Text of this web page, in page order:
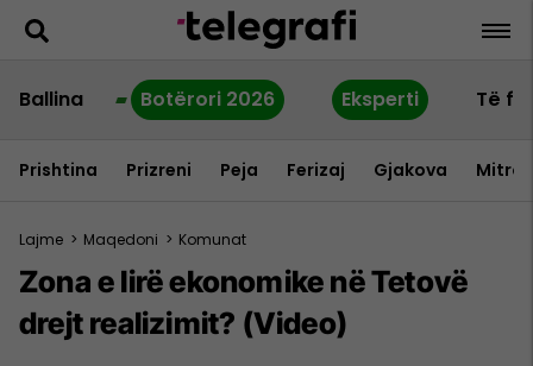
Ballina Botërori 2026 Eksperti Të
Prishtina Prizreni Peja Ferizaj Gjakova
Lajme > Maqedoni > Komunat
Zona e lirë ekonomike në Tetovë
drejt realizimit? (Video)